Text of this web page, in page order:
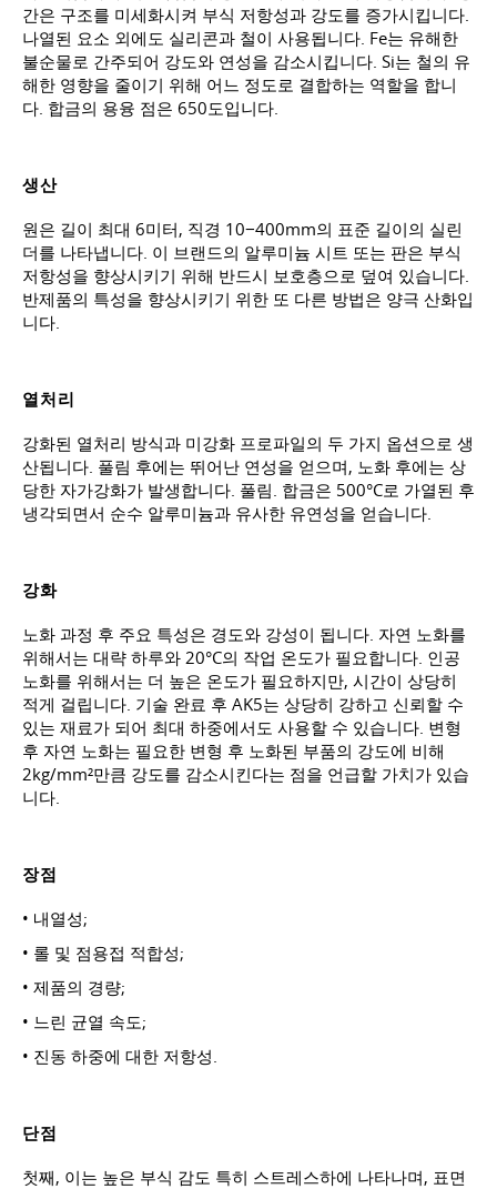
간은 구조를 미세화시켜 부식 저항성과 강도를 증가시킵니다.
나열된 요소 외에도 실리콘과 철이 사용됩니다. Fe는 유해한
불순물로 간주되어 강도와 연성을 감소시킵니다. Si는 철의 유
해한 영향을 줄이기 위해 어느 정도로 결합하는 역할을 합니
다. 합금의 용융 점은 650도입니다.
생산
원은 길이 최대 6미터, 직경 10−400mm의 표준 길이의 실린
더를 나타냅니다. 이 브랜드의 알루미늄 시트 또는 판은 부식
저항성을 향상시키기 위해 반드시 보호층으로 덮여 있습니다.
반제품의 특성을 향상시키기 위한 또 다른 방법은 양극 산화입
니다.
열처리
강화된 열처리 방식과 미강화 프로파일의 두 가지 옵션으로 생
산됩니다. 풀림 후에는 뛰어난 연성을 얻으며, 노화 후에는 상
당한 자가강화가 발생합니다. 풀림. 합금은 500°C로 가열된 후
냉각되면서 순수 알루미늄과 유사한 유연성을 얻습니다.
강화
노화 과정 후 주요 특성은 경도와 강성이 됩니다. 자연 노화를
위해서는 대략 하루와 20°C의 작업 온도가 필요합니다. 인공
노화를 위해서는 더 높은 온도가 필요하지만, 시간이 상당히
적게 걸립니다. 기술 완료 후 AK5는 상당히 강하고 신뢰할 수
있는 재료가 되어 최대 하중에서도 사용할 수 있습니다. 변형
후 자연 노화는 필요한 변형 후 노화된 부품의 강도에 비해
2kg/mm²만큼 강도를 감소시킨다는 점을 언급할 가치가 있습
니다.
장점
• 내열성;
• 롤 및 점용접 적합성;
• 제품의 경량;
• 느린 균열 속도;
• 진동 하중에 대한 저항성.
단점
첫째, 이는 높은 부식 감도 특히 스트레스하에 나타나며, 표면